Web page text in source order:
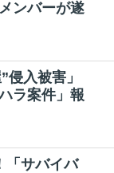
ンバーが遂
入被害」
ラ案件」報
「サバイバ